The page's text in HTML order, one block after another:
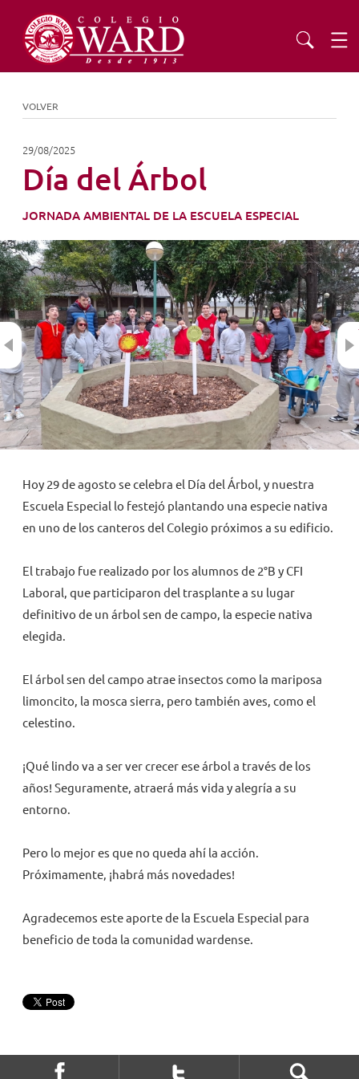
EXTENSIÓN
COMUNIDAD
AGENDA
NOVEDADES
TRABAJAR AQUÍ
INTRANET
VOLVER
29/08/2025
Día del Árbol
JORNADA AMBIENTAL DE LA ESCUELA ESPECIAL
Previous
Hoy 29 de agosto se celebra el Día del Árbol, y nuestra
Escuela Especial lo festejó plantando una especie nativa
en uno de los canteros del Colegio próximos a su edificio.
El trabajo fue realizado por los alumnos de 2°B y CFI
Laboral, que participaron del trasplante a su lugar
definitivo de un árbol sen de campo, la especie nativa
elegida.
El árbol sen del campo atrae insectos como la mariposa
limoncito, la mosca sierra, pero también aves, como el
celestino.
¡Qué lindo va a ser ver crecer ese árbol a través de los
años! Seguramente, atraerá más vida y alegría a su
entorno.
Pero lo mejor es que no queda ahí la acción.
Próximamente, ¡habrá más novedades!
Agradecemos este aporte de la Escuela Especial para
beneficio de toda la comunidad wardense.